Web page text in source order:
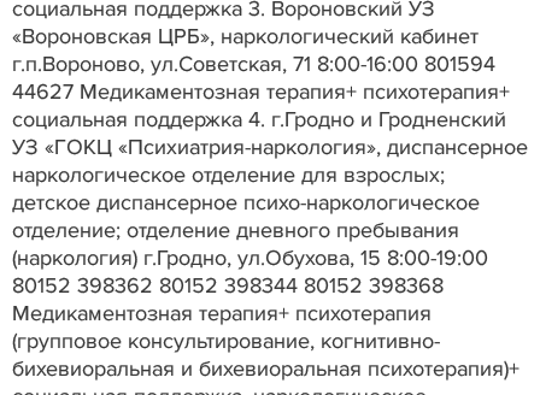
социальная поддержка 3. Вороновский УЗ
«Вороновская ЦРБ», наркологический кабинет
г.п.Вороново, ул.Советская, 71 8:00-16:00 801594
44627 Медикаментозная терапия+ психотерапия+
социальная поддержка 4. г.Гродно и Гродненский
УЗ «ГОКЦ «Психиатрия-наркология», диспансерное
наркологическое отделение для взрослых;
детское диспансерное психо-наркологическое
отделение; отделение дневного пребывания
(наркология) г.Гродно, ул.Обухова, 15 8:00-19:00
80152 398362 80152 398344 80152 398368
Медикаментозная терапия+ психотерапия
(групповое консультирование, когнитивно-
бихевиоральная и бихевиоральная психотерапия)+